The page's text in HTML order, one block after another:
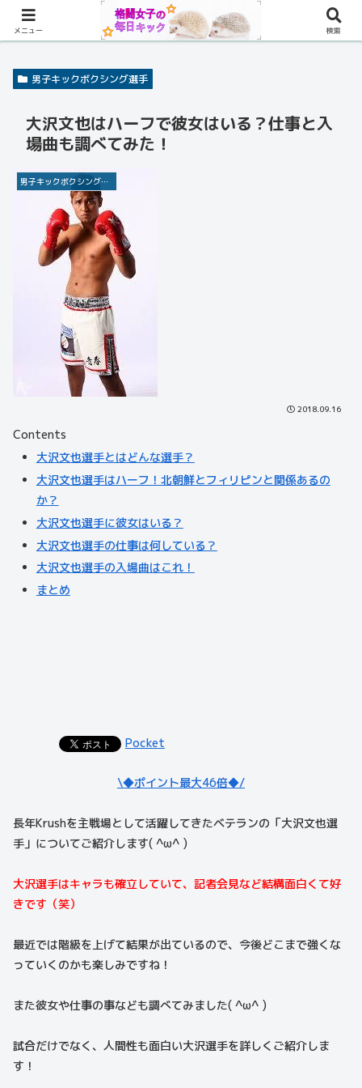
男子キックボクシング選手
大沢文也はハーフで彼女はいる？仕事と入
場曲も調べてみた！
男子キックボクシング選手
2018.09.16
Contents
大沢文也選手とはどんな選手？
大沢文也選手はハーフ！北朝鮮とフィリピンと関係あるの
か？
大沢文也選手に彼女はいる？
大沢文也選手の仕事は何している？
大沢文也選手の入場曲はこれ！
まとめ
Pocket
\◆ポイント最大46倍◆/
長年Krushを主戦場として活躍してきたベテランの「大沢文也選
手」についてご紹介します( ^ω^ )
大沢選手はキャラも確立していて、記者会見など結構面白くて好
きです（笑）
最近では階級を上げて結果が出ているので、今後どこまで強くな
っていくのかも楽しみですね！
また彼女や仕事の事なども調べてみました( ^ω^ )
試合だけでなく、人間性も面白い大沢選手を詳しくご紹介しま
す！
メニュー 検索